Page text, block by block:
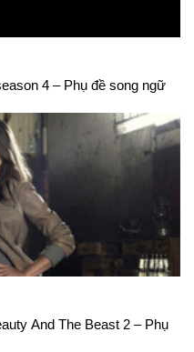
4 – Phụ đề song ngữ
And The Beast 2 – Phụ